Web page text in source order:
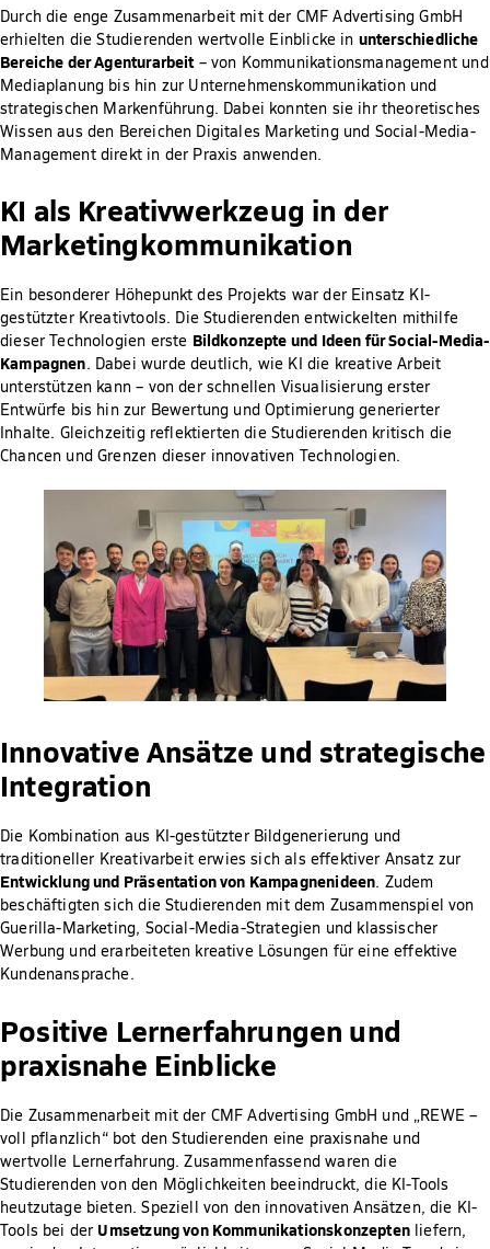
Durch die enge Zusammenarbeit mit der CMF Advertising GmbH
erhielten die Studierenden wertvolle Einblicke in unterschiedliche
Bereiche der Agenturarbeit– von Kommunikationsmanagement und
Mediaplanung bis hin zur Unternehmenskommunikation und
strategischen Markenführung. Dabei konnten sie ihr theoretisches
Wissen aus den Bereichen Digitales Marketing und Social-Media-
Management direkt in der Praxis anwenden.
KI als Kreativwerkzeug in der
Marketingkommunikation
Ein besonderer Höhepunkt des Projekts war der Einsatz KI-
gestützter Kreativtools. Die Studierenden entwickelten mithilfe
dieser Technologien erste Bildkonzepte und Ideen für Social-Media-
Kampagnen. Dabei wurde deutlich, wie KI die kreative Arbeit
unterstützen kann – von der schnellen Visualisierung erster
Entwürfe bis hin zur Bewertung und Optimierung generierter
Inhalte. Gleichzeitig reflektierten die Studierenden kritisch die
Chancen und Grenzen dieser innovativen Technologien.
Innovative Ansätze und strategische
Integration
Die Kombination aus KI-gestützter Bildgenerierung und
traditioneller Kreativarbeit erwies sich als effektiver Ansatz zur
Entwicklung und Präsentation von Kampagnenideen. Zudem
beschäftigten sich die Studierenden mit dem Zusammenspiel von
Guerilla-Marketing, Social-Media-Strategien und klassischer
Werbung und erarbeiteten kreative Lösungen für eine effektive
Kundenansprache.
Positive Lernerfahrungen und
praxisnahe Einblicke
Die Zusammenarbeit mit der CMF Advertising GmbH und „REWE –
voll pflanzlich“ bot den Studierenden eine praxisnahe und
wertvolle Lernerfahrung. Zusammenfassend waren die
Studierenden von den Möglichkeiten beeindruckt, die KI-Tools
heutzutage bieten. Speziell von den innovativen Ansätzen, die KI-
Tools bei der Umsetzung von Kommunikationskonzeptenliefern,